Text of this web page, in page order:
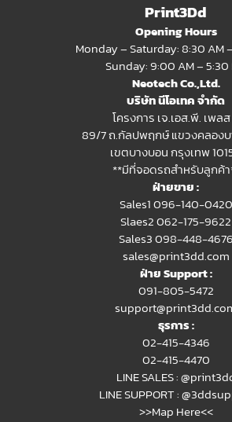
Print3Dd
Opening Hours
Monday – Saturday: 8:30 AM
Sunday: 9:00 AM – 5:30
Neotech Co.,Ltd.
บริษัท นีโอเทค จำกัด
โครงการ เจ.เอส.พี. เพล
89/7 ถ.กัลปพฤกษ์ แขวงคลอง
เขตบางบอน กรุงเทพ
**มีที่จอดรถสำหรับลูกค้
ฝ่ายขาย :
Sales1 096-140-0420
Slaes2062-175-9622
Sales3 098-448-4676
sales@print3dd.com
ฝ่าย Support :
091-805-5472
ธุรการ :
02-415-4346
02-415-4470
LINE SALES :
LINE SUPPORT :
>>Map Here<<